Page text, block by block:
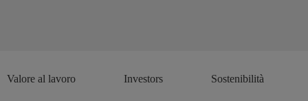
Valore al lavoro Investors Sostenibilità